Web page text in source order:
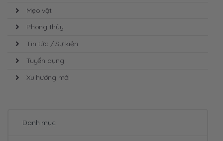
Mẹo vặt
Phong thủy
Tin tức / Sự kiện
Tuyển dụng
Xu hướng mới
Danh mục